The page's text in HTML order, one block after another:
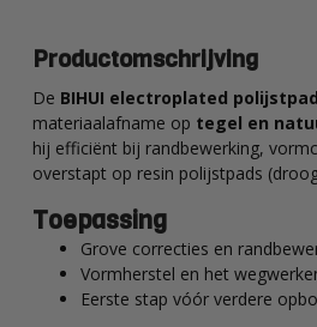
Productomschrijving
De BIHUI electroplated
materiaalafname op tegel en
hij efficiënt bij randbewerking,
overstapt op resin polijstpads
Toepassing
Grove correcties en
Vormherstel en het
Eerste stap vóór verdere